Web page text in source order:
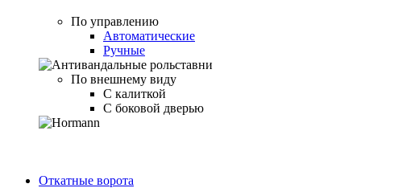
По управлению
Автоматические
Ручные
По внешнему виду
С калиткой
С боковой дверью
Откатные ворота